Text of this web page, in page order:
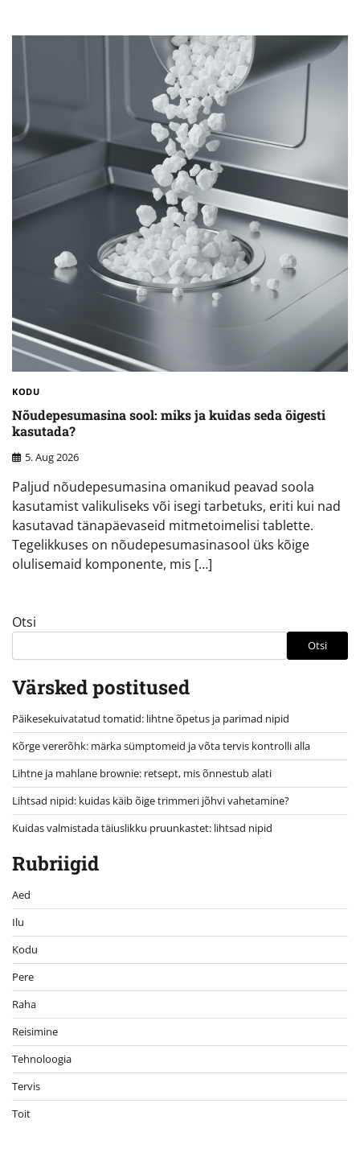
KODU
Nõudepesumasina sool: miks ja kuidas seda õigesti
kasutada?
5. Aug 2026
Paljud nõudepesumasina omanikud peavad soola
kasutamist valikuliseks või isegi tarbetuks, eriti kui nad
kasutavad tänapäevaseid mitmetoimelisi tablette.
Tegelikkuses on nõudepesumasinasool üks kõige
olulisemaid komponente, mis […]
Otsi
Otsi
Värsked postitused
Päikesekuivatatud tomatid: lihtne õpetus ja parimad nipid
Kõrge vererõhk: märka sümptomeid ja võta tervis kontrolli alla
Lihtne ja mahlane brownie: retsept, mis õnnestub alati
Lihtsad nipid: kuidas käib õige trimmeri jõhvi vahetamine?
Kuidas valmistada täiuslikku pruunkastet: lihtsad nipid
Rubriigid
Aed
Ilu
Kodu
Pere
Raha
Reisimine
Tehnoloogia
Tervis
Toit